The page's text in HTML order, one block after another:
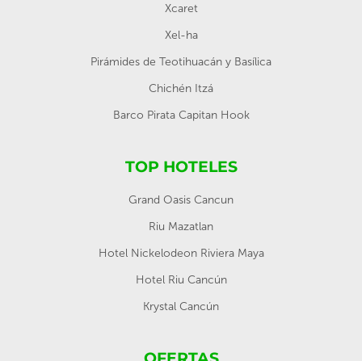
Xcaret
Xel-ha
Pirámides de Teotihuacán y Basílica
Chichén Itzá
Barco Pirata Capitan Hook
TOP HOTELES
Grand Oasis Cancun
Riu Mazatlan
Hotel Nickelodeon Riviera Maya
Hotel Riu Cancún
Krystal Cancún